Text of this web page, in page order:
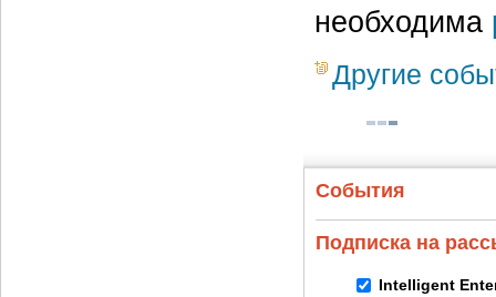
необходима
Другие
События
Подписка на
Intelligent